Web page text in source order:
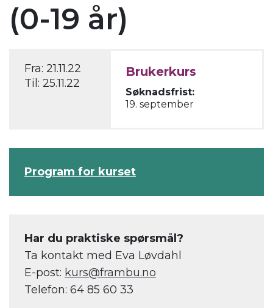
(0-19 år)
Fra: 21.11.22
Til: 25.11.22
Brukerkurs
Søknadsfrist:
19. september
Program for kurset
Har du praktiske spørsmål?
Ta kontakt med Eva Løvdahl
E-post: kurs@frambu.no
Telefon: 64 85 60 33